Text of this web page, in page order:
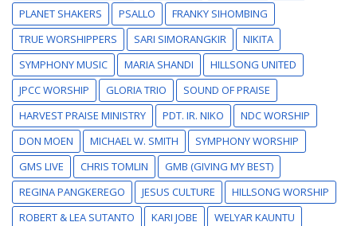
PLANET SHAKERS
PSALLO
FRANKY SIHOMBING
TRUE WORSHIPPERS
SARI SIMORANGKIR
NIKITA
SYMPHONY MUSIC
MARIA SHANDI
HILLSONG UNITED
JPCC WORSHIP
GLORIA TRIO
SOUND OF PRAISE
HARVEST PRAISE MINISTRY
PDT. IR. NIKO
NDC WORSHIP
DON MOEN
MICHAEL W. SMITH
SYMPHONY WORSHIP
GMS LIVE
CHRIS TOMLIN
GMB (GIVING MY BEST)
REGINA PANGKEREGO
JESUS CULTURE
HILLSONG WORSHIP
ROBERT & LEA SUTANTO
KARI JOBE
WELYAR KAUNTU